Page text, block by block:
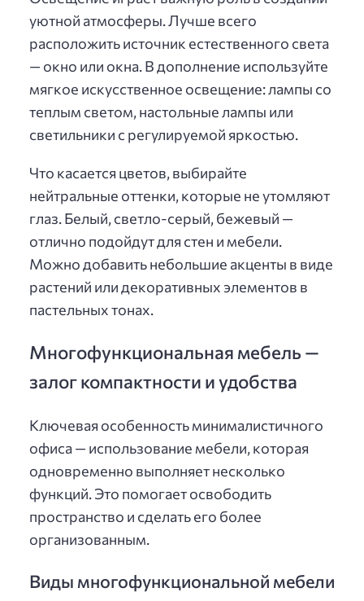
уютной атмосферы. Лучше всего
расположить источник естественного света
— окно или окна. В дополнение используйте
мягкое искусственное освещение: лампы со
теплым светом, настольные лампы или
светильники с регулируемой яркостью.
Что касается цветов, выбирайте
нейтральные оттенки, которые не утомляют
глаз. Белый, светло-серый, бежевый —
отлично подойдут для стен и мебели.
Можно добавить небольшие акценты в виде
растений или декоративных элементов в
пастельных тонах.
Многофункциональная мебель —
залог компактности и удобства
Ключевая особенность минималистичного
офиса — использование мебели, которая
одновременно выполняет несколько
функций. Это помогает освободить
пространство и сделать его более
организованным.
Виды многофункциональной мебели